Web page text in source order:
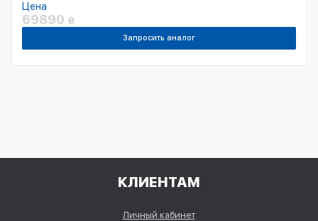
Цена
69890 ₴
Запросить аналог
КЛИЕНТАМ
Личный кабинет